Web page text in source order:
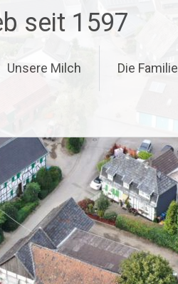
seit 1597
Unsere Milch Die Familie